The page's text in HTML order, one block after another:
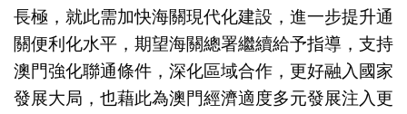
長極，就此需加快海關現代化建設，進一步提升通
關便利化水平，期望海關總署繼續給予指導，支持
澳門強化聯通條件，深化區域合作，更好融入國家
發展大局，也藉此為澳門經濟適度多元發展注入更